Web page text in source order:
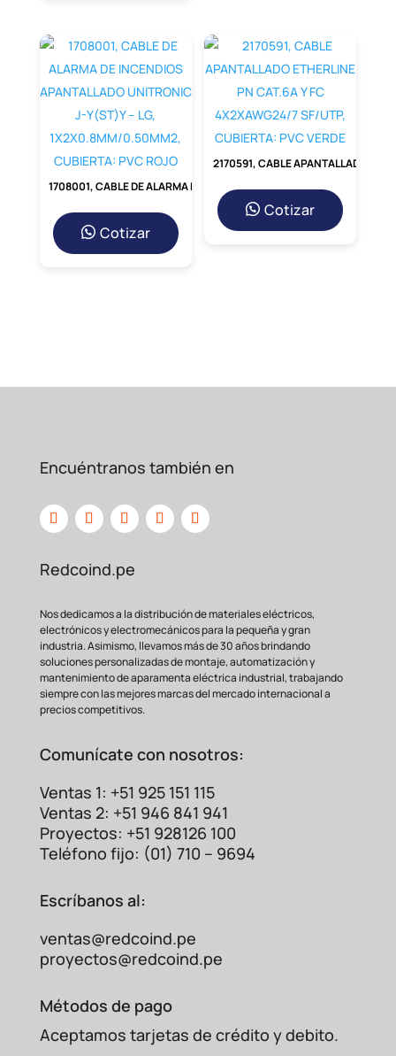
Cotizar
Cotizar
Encuéntranos también en
Redcoind.pe
Nos dedicamos a la distribución de materiales eléctricos,
electrónicos y electromecánicos para la pequeña y gran
industria. Asimismo, llevamos más de 30 años brindando
soluciones personalizadas de montaje, automatización y
mantenimiento de aparamenta eléctrica industrial, trabajando
siempre con las mejores marcas del mercado internacional a
precios competitivos.
Comunícate con nosotros:
Ventas 1: +51 925 151 115
Ventas 2: +51 946 841 941
Proyectos: +51 928126 100
Teléfono fijo: (01) 710 – 9694
Escríbanos al:
ventas@redcoind.pe
proyectos@redcoind.pe
Métodos de pago
Aceptamos tarjetas de crédito y debito.